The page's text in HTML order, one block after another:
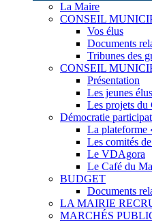
La Maire
CONSEIL
Vos élus
Documents
Tribunes des
CONSEIL
Présentation
Les jeunes élus
Les projets du
Démocratie
La plateforme
Les comités
Le VDAgora
Le Café du
BUDGET
Documents
LA MAIRIE
MARCHÉS